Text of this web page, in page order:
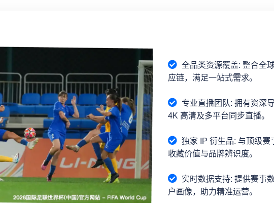
全品类资源覆盖: 整合全
应链，满足一站式需求。
专业直播团队: 拥有资深
4K 高清及多平台同步直播。
独家 IP 衍生品: 与顶级
收藏价值与品牌辨识度。
实时数据支持: 提供赛事
户画像，助力精准运营。